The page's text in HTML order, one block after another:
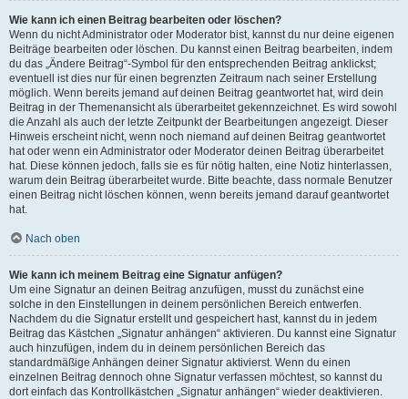
Wie kann ich einen Beitrag bearbeiten oder löschen?
Wenn du nicht Administrator oder Moderator bist, kannst du nur deine eigenen
Beiträge bearbeiten oder löschen. Du kannst einen Beitrag bearbeiten, indem
du das „Ändere Beitrag“-Symbol für den entsprechenden Beitrag anklickst;
eventuell ist dies nur für einen begrenzten Zeitraum nach seiner Erstellung
möglich. Wenn bereits jemand auf deinen Beitrag geantwortet hat, wird dein
Beitrag in der Themenansicht als überarbeitet gekennzeichnet. Es wird sowohl
die Anzahl als auch der letzte Zeitpunkt der Bearbeitungen angezeigt. Dieser
Hinweis erscheint nicht, wenn noch niemand auf deinen Beitrag geantwortet
hat oder wenn ein Administrator oder Moderator deinen Beitrag überarbeitet
hat. Diese können jedoch, falls sie es für nötig halten, eine Notiz hinterlassen,
warum dein Beitrag überarbeitet wurde. Bitte beachte, dass normale Benutzer
einen Beitrag nicht löschen können, wenn bereits jemand darauf geantwortet
hat.
Nach oben
Wie kann ich meinem Beitrag eine Signatur anfügen?
Um eine Signatur an deinen Beitrag anzufügen, musst du zunächst eine
solche in den Einstellungen in deinem persönlichen Bereich entwerfen.
Nachdem du die Signatur erstellt und gespeichert hast, kannst du in jedem
Beitrag das Kästchen „Signatur anhängen“ aktivieren. Du kannst eine Signatur
auch hinzufügen, indem du in deinem persönlichen Bereich das
standardmäßige Anhängen deiner Signatur aktivierst. Wenn du einen
einzelnen Beitrag dennoch ohne Signatur verfassen möchtest, so kannst du
dort einfach das Kontrollkästchen „Signatur anhängen“ wieder deaktivieren.